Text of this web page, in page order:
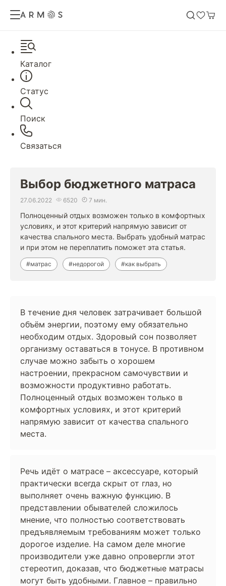
Каталог
Статус
Поиск
Связаться
Выбор бюджетного матраса
27.06.2022 6520 7 мин.
Полноценный отдых возможен только в комфортных
условиях, и этот критерий напрямую зависит от
качества спального места. Выбрать удобный матрас
и при этом не переплатить поможет эта статья.
#матрас #недорогой #как выбрать
В течение дня человек затрачивает большой
объём энергии, поэтому ему обязательно
необходим отдых. Здоровый сон позволяет
организму оставаться в тонусе. В противном
случае можно забыть о хорошем
настроении, прекрасном самочувствии и
возможности продуктивно работать.
Полноценный отдых возможен только в
комфортных условиях, и этот критерий
напрямую зависит от качества спального
места.
Речь идёт о матрасе – аксессуаре, который
практически всегда скрыт от глаз, но
выполняет очень важную функцию. В
представлении обывателей сложилось
мнение, что полностью соответствовать
предъявляемым требованиям может только
дорогое изделие. На самом деле многие
производители уже давно опровергли этот
стереотип, доказав, что бюджетные матрасы
могут быть удобными. Главное – правильно